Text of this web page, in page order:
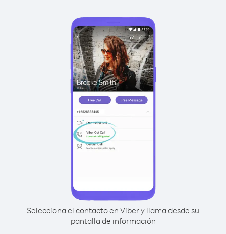
Selecciona el contacto en Viber y llama desde su
pantalla de información